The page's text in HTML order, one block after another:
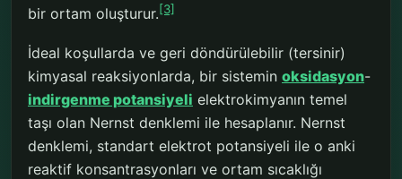
bir ortam oluşturur.[3]
İdeal koşullarda ve geri döndürülebilir (tersinir)
kimyasal reaksiyonlarda, bir sistemin oksidasyon-
indirgenme potansiyeli elektrokimyanın temel
taşı olan Nernst denklemi ile hesaplanır. Nernst
denklemi, standart elektrot potansiyeli ile o anki
reaktif konsantrasyonları ve ortam sıcaklığı